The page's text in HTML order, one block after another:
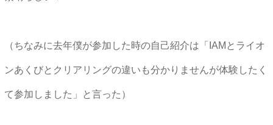
（ちなみに去年僕が参加した時の自己紹介は「IAMとライオ
ンあくびとクリアリングの違いも分かりませんが体験したく
て参加しました」と言った）